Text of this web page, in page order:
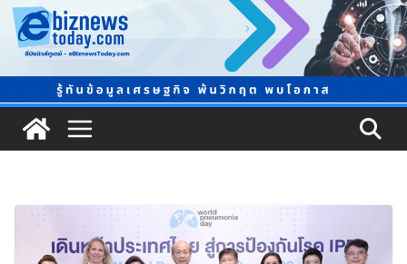
ภาครัฐ-เอกชนจับมือสัมมนาใหญ่ ยกระดับอุตสาหกรรมเซ
รามิกไทยสู่สากล พร้อมชวนผู้ประกอบไทยร่วมงาน
“Ceramics Vietnam & Stone Vietnam 2026”
อลิอันซ์ อยุธยา ส่งเสริมคนไทยเตรียมพร้อมรับมือวิกฤต
เปิดพื้นที่ “Level Up the Care by Allianz Ayudhya
นิทรรศการยกระดับ…ความเป็นห่วง” ในงาน Hug
HeartYai